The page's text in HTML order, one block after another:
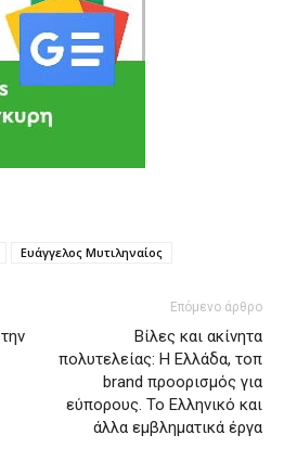
Ευάγγελος Μυτιληναίος
Επόμενο άρθρο
Bίλες και ακίνητα
πολυτελείας: Η Ελλάδα, τοπ
brand προορισμός για
εύπορους. Το Ελληνικό και
άλλα εμβληματικά έργα